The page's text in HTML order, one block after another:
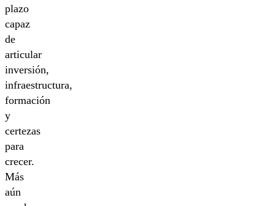
plazo
capaz
de
articular
inversión,
infraestructura,
formación
y
certezas
para
crecer.
Más
aún